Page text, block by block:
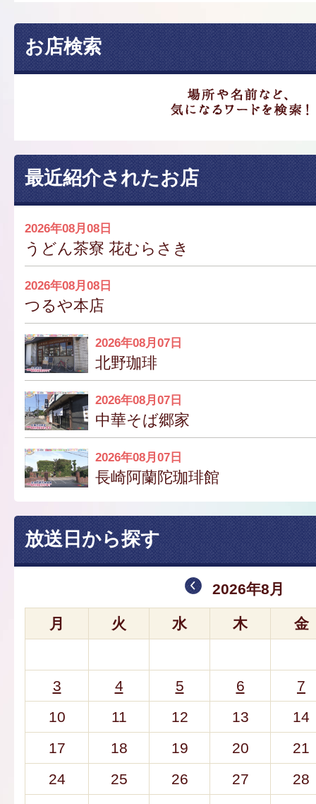
お店検索
最近紹介されたお店
2026年08月08日
うどん茶寮 花むらさき
2026年08月08日
つるや本店
2026年08月07日
北野珈琲
2026年08月07日
中華そば郷家
2026年08月07日
長崎阿蘭陀珈琲館
放送日から探す
2026年8月
月 火 水 木 金
3 4 5 6
7
10
11 12 13
14
17
18 19 20
21
24
25 26 27
28